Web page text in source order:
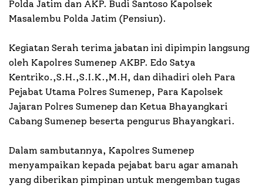
Polda Jatim dan AKP. Budi Santoso Kapolsek
Masalembu Polda Jatim (Pensiun).
Kegiatan Serah terima jabatan ini dipimpin langsung
oleh Kapolres Sumenep AKBP. Edo Satya
Kentriko.,S.H.,S.I.K.,M.H, dan dihadiri oleh Para
Pejabat Utama Polres Sumenep, Para Kapolsek
Jajaran Polres Sumenep dan Ketua Bhayangkari
Cabang Sumenep beserta pengurus Bhayangkari.
Dalam sambutannya, Kapolres Sumenep
menyampaikan kepada pejabat baru agar amanah
yang diberikan pimpinan untuk mengemban tugas